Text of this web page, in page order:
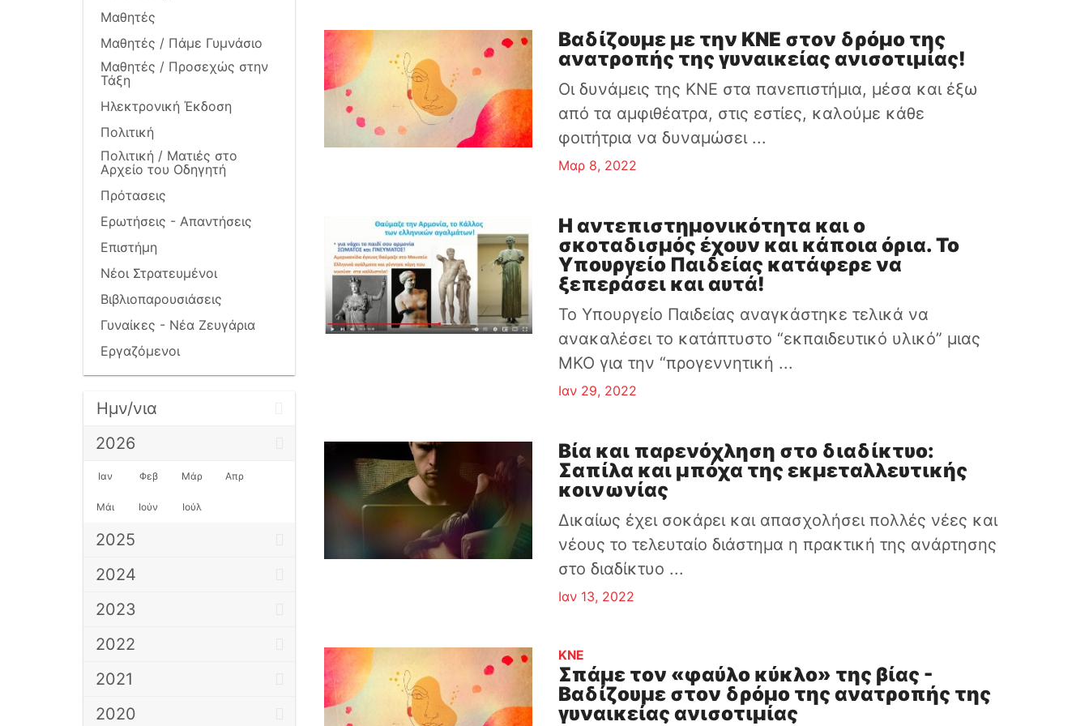
Βαδίζουμε με την ΚΝΕ στον δρόμο της
ανατροπής της γυναικείας ανισοτιμίας!
Oι δυνάμεις της ΚΝΕ στα πανεπιστήμια, μέσα και έξω
από τα αμφιθέατρα, στις εστίες, καλούμε κάθε
φοιτήτρια να δυναμώσει ...
Μαρ 8, 2022
Η αντεπιστημονικότητα και ο
σκοταδισμός έχουν και κάποια όρια. Το
Υπουργείο Παιδείας κατάφερε να
ξεπεράσει και αυτά!
Το Υπουργείο Παιδείας αναγκάστηκε τελικά να
ανακαλέσει το κατάπτυστο “εκπαιδευτικό υλικό” μιας
ΜΚΟ για την “προγεννητική ...
Ιαν 29, 2022
Βία και παρενόχληση στο διαδίκτυο:
Σαπίλα και μπόχα της εκμεταλλευτικής
κοινωνίας
Δικαίως έχει σοκάρει και απασχολήσει πολλές νέες και
νέους το τελευταίο διάστημα η πρακτική της ανάρτησης
στο διαδίκτυο ...
Ιαν 13, 2022
ΚΝΕ
Σπάμε τον «φαύλο κύκλο» της βίας -
Βαδίζουμε στον δρόμο της ανατροπής της
γυναικείας ανισοτιμίας
Μαθητές
Μαθητές / Πάμε Γυμνάσιο
Μαθητές / Προσεχώς στην
Τάξη
Ηλεκτρονική Έκδοση
Πολιτική
Πολιτική / Ματιές στο
Αρχείο του Οδηγητή
Πρότασεις
Ερωτήσεις - Απαντήσεις
Επιστήμη
Νέοι Στρατευμένοι
Βιβλιοπαρουσιάσεις
Γυναίκες - Νέα Ζευγάρια
Εργαζόμενοι
Ημν/νια
2026
Ιαν Φεβ Μάρ Απρ
Μάι Ιούν Ιούλ
2025
2024
2023
2022
2021
2020